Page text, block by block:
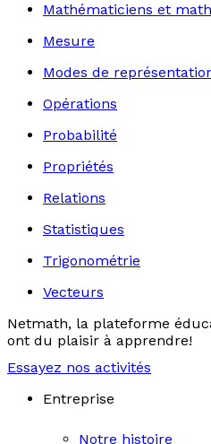
Mathématiciens et
Mesure
Modes de
Opérations
Probabilité
Propriétés
Relations
Statistiques
Trigonométrie
Vecteurs
Netmath, la plateforme
ont du plaisir à apprendre!
Essayez nos activités
Entreprise
Notre histoire